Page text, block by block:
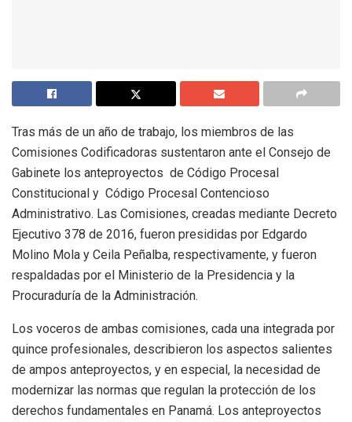
Tras más de un año de trabajo, los miembros de las
Comisiones Codificadoras sustentaron ante el Consejo de
Gabinete los anteproyectos de Código Procesal
Constitucional y Código Procesal Contencioso
Administrativo. Las Comisiones, creadas mediante Decreto
Ejecutivo 378 de 2016, fueron presididas por Edgardo
Molino Mola y Ceila Peñalba, respectivamente, y fueron
respaldadas por el Ministerio de la Presidencia y la
Procuraduría de la Administración.
Los voceros de ambas comisiones, cada una integrada por
quince profesionales, describieron los aspectos salientes
de ampos anteproyectos, y en especial, la necesidad de
modernizar las normas que regulan la protección de los
derechos fundamentales en Panamá. Los anteproyectos